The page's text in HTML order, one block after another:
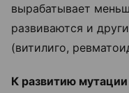
вырабатывает
развиваются и
(витилиго,
К развитию